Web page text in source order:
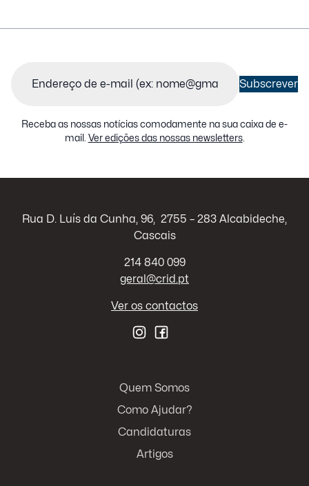
Subscrever
Receba as nossas notícias comodamente na sua caixa de e-
mail. Ver edições das nossas newsletters.
Rua D. Luís da Cunha, 96, 2755 – 283 Alcabideche,
Cascais
214 840 099
geral@crid.pt
Ver os contactos
Quem Somos
Como Ajudar?
Candidaturas
Artigos